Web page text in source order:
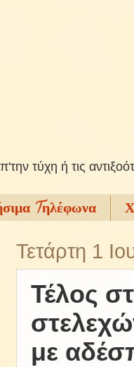
τύχη ή τις
Tηλέφωνα
Τετάρτη 1
Τέλος
με